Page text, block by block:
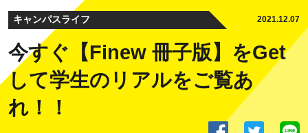
キャンパスライフ 2021.12.07
今すぐ【Finew 冊子版】をGet
して学生のリアルをご覧あ
れ！！